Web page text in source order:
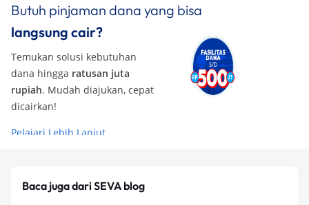
Butuh pinjaman dana yang bisa
langsung cair?
Temukan solusi kebutuhan
dana hingga ratusan juta
rupiah. Mudah diajukan, cepat
dicairkan!
Pelajari Lebih Lanjut
Baca juga dari SEVA blog